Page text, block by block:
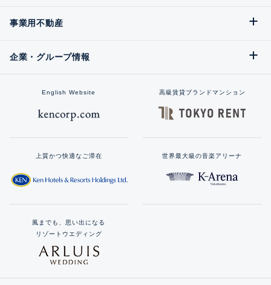
事業用不動産
企業・グループ情報
English Website 高級賃貸ブランドマンション
上質かつ快適なご滞在 世界最大級の音楽アリーナ
風までも、思い出になる
リゾートウエディング